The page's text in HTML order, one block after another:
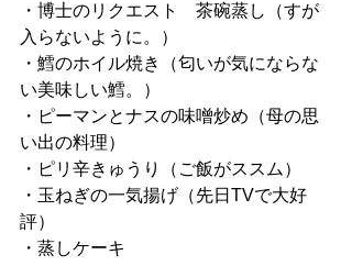
・博士のリクエスト　茶碗蒸し（すが
入らないように。）
・鱈のホイル焼き（匂いが気にならな
い美味しい鱈。）
・ピーマンとナスの味噌炒め（母の思
い出の料理）
・ピリ辛きゅうり（ご飯がススム）
・玉ねぎの一気揚げ（先日TVで大好
評）
・蒸しケーキ